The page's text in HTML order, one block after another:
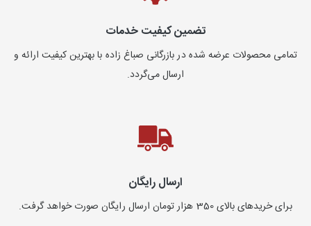
تضمین کیفیت خدمات
تمامی محصولات عرضه شده در بازرگانی صباغ زاده با بهترین کیفیت ارائه و
ارسال می‌گردد.
ارسال رایگان
برای خریدهای بالای 350 هزار تومان ارسال رایگان صورت خواهد گرفت.